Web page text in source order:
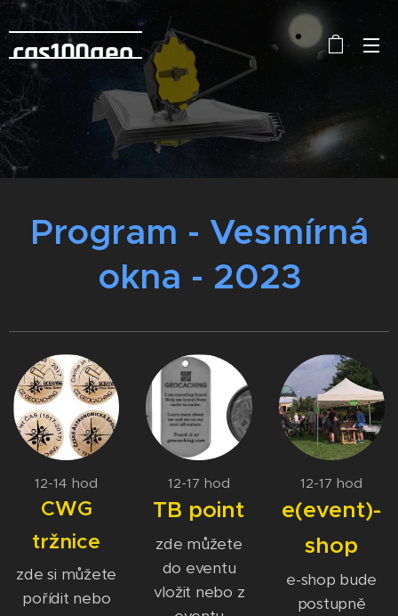
cas100geo
Program - Vesmírná
okna - 2023
12-14 hod
CWG
tržnice
zde si můžete
pořídit nebo
12-17 hod
TB point
zde můžete
do eventu
vložit nebo z
12-17 hod
e(event)-
shop
e-shop bude
postupně